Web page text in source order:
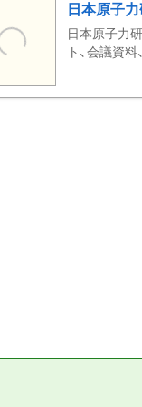
日本原子
日本原子力
ト、会議資